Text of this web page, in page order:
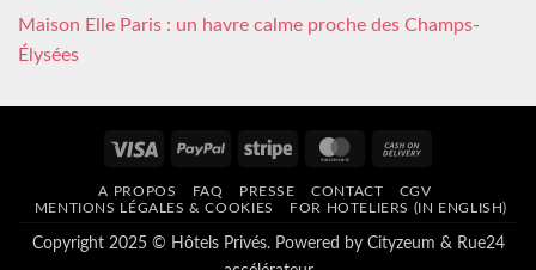
Maison Elle Paris : un havre calme proche des Champs-
Élysées
Visa PayPal Stripe MasterCard
Delivery
A PROPOS FAQ PRESSE CONTACT
CGV
MENTIONS LÉGALES & COOKIES
FOR HOTELIERS (IN ENGLISH)
Copyright 2025 © Hôtels Privés. Powered by Cityzeum & Rue24